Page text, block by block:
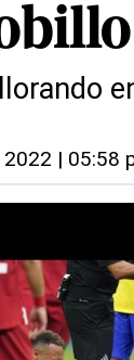
2022 | 05:58